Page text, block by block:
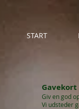
START
Gavekort
​Giv en god
Vi udsteder